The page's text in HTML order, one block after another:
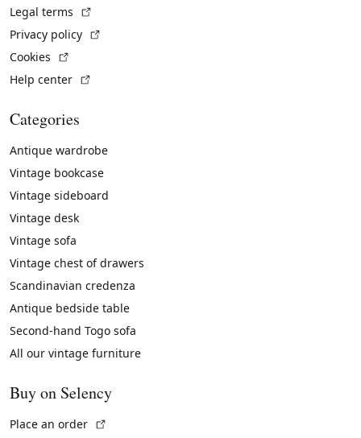
Legal terms
Privacy policy
Cookies
Help center
Categories
Antique wardrobe
Vintage bookcase
Vintage sideboard
Vintage desk
Vintage sofa
Vintage chest of drawers
Scandinavian credenza
Antique bedside table
Second-hand Togo sofa
All our vintage furniture
Buy on Selency
Place an order